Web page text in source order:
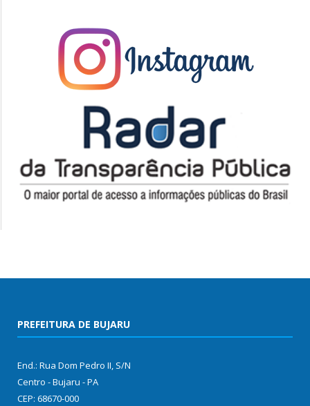
PREFEITURA DE BUJARU
End.: Rua Dom Pedro II, S/N
Centro - Bujaru - PA
CEP: 68670-000